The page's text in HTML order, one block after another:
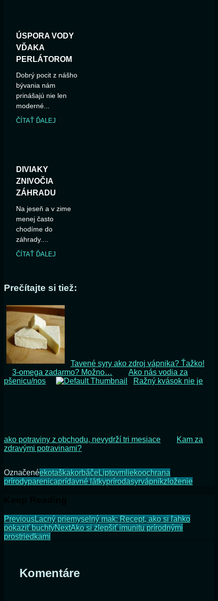
ÚSPORA VODY
VĎAKA
PERLÁTOROM
Dobrý pocit z nášho
bývania nám
prinášajú nie len
moderné...
ČÍTAŤ ĎALEJ
DIVIAKY
ZNIVOČIA
ZÁHRADU
Na jeseň a v zime
menej často
chodíme do
záhrady....
ČÍTAŤ ĎALEJ
Prečítajte si tiež:
Tavené syry ako zdroj vápnika? Ťažko!
3-omega zadarmo? Možno…
Ako nás vodia za
pšenicu/nos
Ražný kvások nie je
ako potraviny z obchodu, nevydrží tri mesiace
Kam za
zdravými potravinami?
OznačenéekotaškakorbáčeLiptovmliekoochrana
prírodyparenicaprídavné látkyprírodasyrvápnikzloženie
PreviousLacný priemyselný mak: Recept, ako si ľahko
pokaziť buchtyNextAko si zlepšiť imunitu prírodnými
prostriedkami
Komentáre